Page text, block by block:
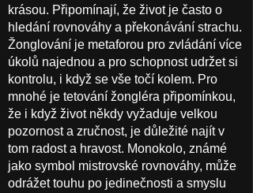
krásou. Připomínají, že život je často o
hledání rovnováhy a překonávání strachu.
Žonglování je metaforou pro zvládání více
úkolů najednou a pro schopnost udržet si
kontrolu, i když se vše točí kolem. Pro
mnohé je tetování žongléra připomínkou,
že i když život někdy vyžaduje velkou
pozornost a zručnost, je důležité najít v
tom radost a hravost. Monokolo, známé
jako symbol mistrovské rovnováhy, může
odrážet touhu po jedinečnosti a smyslu